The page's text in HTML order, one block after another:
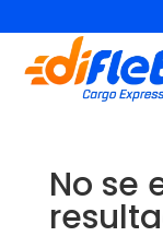
No se